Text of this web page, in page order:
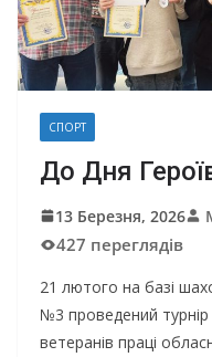
СПОРТ
До Дня
13 Березня, 2026
427 переглядів
21 лютого на базі
№3 проведений турнір
ветеранів праці